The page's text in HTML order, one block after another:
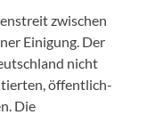
zwischen
Einigung. Der
nicht
öffentlich-
Die